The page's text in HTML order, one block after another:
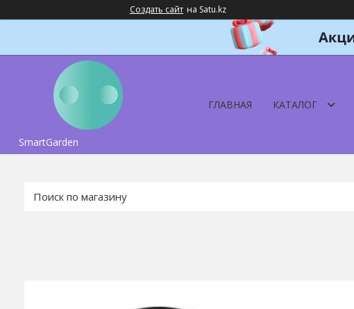
Создать сайт на Satu.kz
SmartGarden
ГЛАВНАЯ КАТАЛОГ